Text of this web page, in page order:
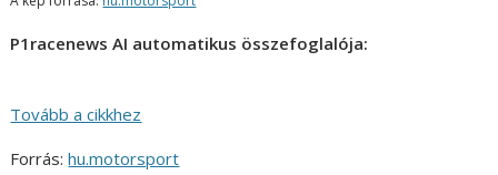
P1racenews AI automatikus összefoglalója:
Tovább a cikkhez
Forrás:hu.motorsport